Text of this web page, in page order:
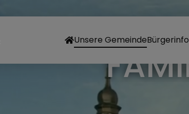
Unsere GemeindeBürgerinfo